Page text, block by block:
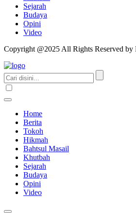
Sejarah
Budaya
Opini
Video
Copyright @2025 All Rights Reserved
Home
Berita
Tokoh
Hikmah
Bahtsul Masail
Khutbah
Sejarah
Budaya
Opini
Video